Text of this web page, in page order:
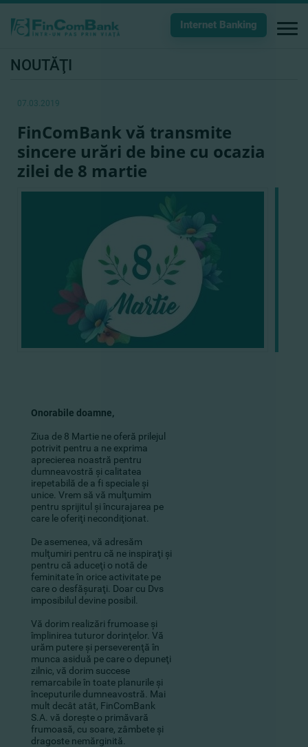
Internet Banking
NOUTĂŢI
07.03.2019
FinComBank vă transmite
sincere urări de bine cu ocazia
zilei de 8 martie
Onorabile doamne,
Ziua de 8 Martie ne oferă prilejul
potrivit pentru a ne exprima
aprecierea noastră pentru
dumneavostră şi calitatea
irepetabilă de a fi speciale şi
unice. Vrem să vă mulţumim
pentru sprijitul şi încurajarea pe
care le oferiţi necondiţionat.
De asemenea, vă adresăm
mulţumiri pentru că ne inspiraţi şi
pentru că aduceţi o notă de
feminitate în orice activitate pe
care o desfăşuraţi. Doar cu Dvs
imposibilul devine posibil.
Vă dorim realizări frumoase şi
împlinirea tuturor dorinţelor. Vă
urăm putere şi perseverenţă în
munca asiduă pe care o depuneţi
zilnic, vă dorim succese
remarcabile în toate planurile şi
începuturile dumneavostră. Mai
mult decât atât, FinComBank
S.A. vă doreşte o primăvară
frumoasă, cu soare, zâmbete şi
dragoste nemărginită.